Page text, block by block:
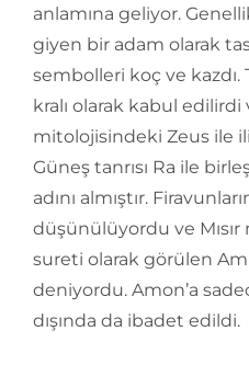
anlamına geliyor.
giyen bir adam olarak
sembolleri koç ve kazdı.
kralı olarak kabul
mitolojisindeki Zeus ile
Güneş tanrısı Ra ile
adını almıştır.
düşünülüyordu ve
sureti olarak görülen
deniyordu. Amon’a
dışında da ibadet edildi.